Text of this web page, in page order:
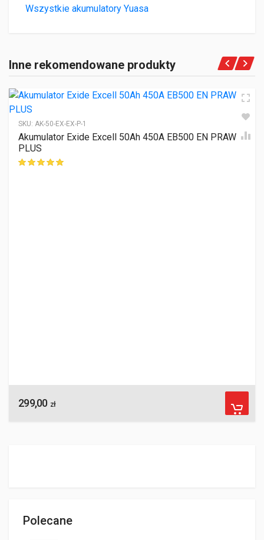
Wszystkie akumulatory Yuasa
Inne rekomendowane produkty
SKU: AK-50-EX-EX-P-1
Akumulator Exide Excell 50Ah 450A EB500 EN PRAWY
PLUS
299,00 zł
Polecane